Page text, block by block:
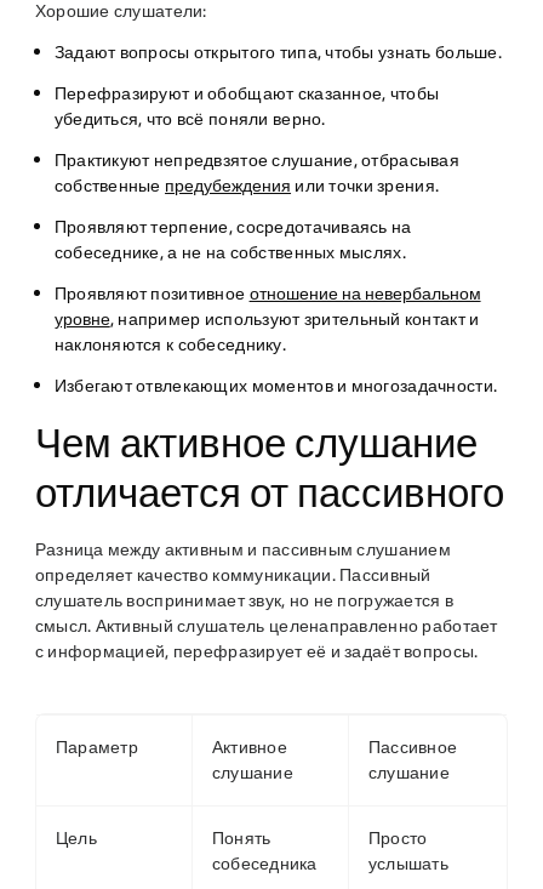
Хорошие слушатели:
Задают вопросы открытого типа, чтобы узнать больше.
Перефразируют и обобщают сказанное, чтобы
убедиться, что всё поняли верно.
Практикуют непредвзятое слушание, отбрасывая
собственные предубеждения или точки зрения.
Проявляют терпение, сосредотачиваясь на
собеседнике, а не на собственных мыслях.
Проявляют позитивное отношение на невербальном
уровне, например используют зрительный контакт и
наклоняются к собеседнику.
Избегают отвлекающих моментов и многозадачности.
Чем активное слушание
отличается от пассивного
Разница между активным и пассивным слушанием
определяет качество коммуникации. Пассивный
слушатель воспринимает звук, но не погружается в
смысл. Активный слушатель целенаправленно работает
с информацией, перефразирует её и задаёт вопросы.
Параметр
Активное
слушание
Пассивное
слушание
Цель
Понять
собеседника
Просто
услышать